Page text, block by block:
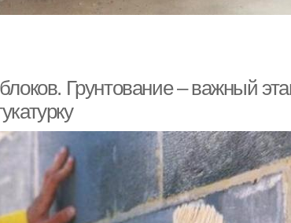
Грунтование – важный